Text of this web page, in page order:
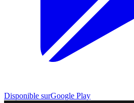
Disponible surGoogle Play